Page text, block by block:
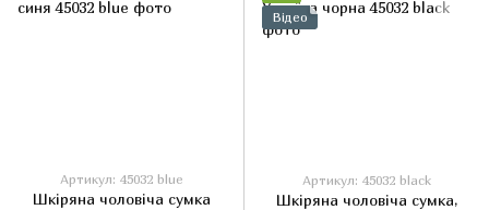
Артикул: 45032 blue
Шкіряна чоловіча сумка
Відео
Артикул: 45032 black
Шкіряна чоловіча сумка,